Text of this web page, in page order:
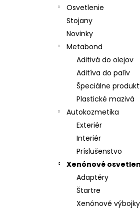
Osvetlenie
Stojany
Novinky
Metabond
Aditivá do olejov
Aditíva do palív
Špeciálne
Plastické mazivá
Autokozmetika
Exteriér
Interiér
Príslušenstvo
Xenónové
Adaptéry
Štartre
Xenónové výbojky
LED T5 ČERVENÁ, 12V,